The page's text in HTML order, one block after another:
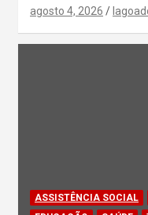
agosto 4, 2026
ASSISTÊNCIA SOCIAL